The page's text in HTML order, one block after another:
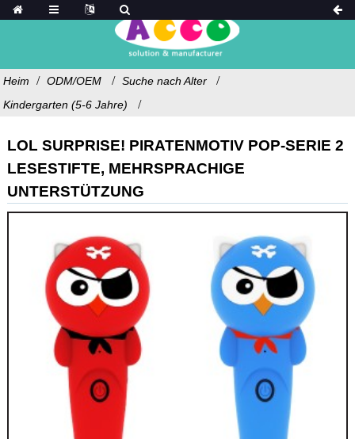
Heim ODM/OEM
Suche nach Alter
Kindergarten (5-6 Jahre)
LOL SURPRISE! PIRATENMOTIV POP-SERIE 2
LESESTIFTE, MEHRSPRACHIGE
UNTERSTÜTZUNG